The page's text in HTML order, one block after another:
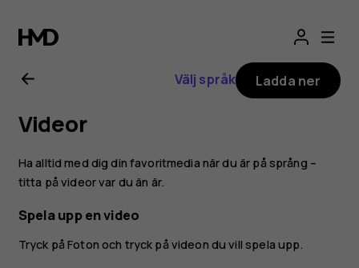
för
Nokia
2.1
Välj språk Ladda ner
Videor
Ha alltid med dig din favoritmedia när du är på språng –
titta på videor var du än är.
Spela upp en video
Tryck påFoton och tryck på videon du vill spela upp.